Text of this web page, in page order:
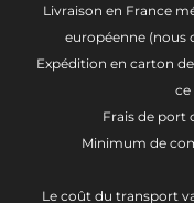
Livraison en France
européenne (nous
Expédition en carton
Frais de port
Minimum de
Le coût du transport